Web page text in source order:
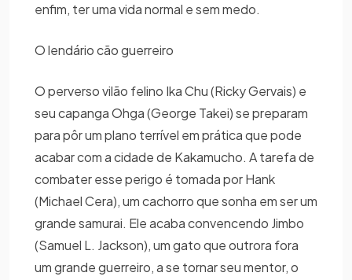
enfim, ter uma vida normal e sem medo.
O lendário cão guerreiro
O perverso vilão felino Ika Chu (Ricky Gervais) e
seu capanga Ohga (George Takei) se preparam
para pôr um plano terrível em prática que pode
acabar com a cidade de Kakamucho. A tarefa de
combater esse perigo é tomada por Hank
(Michael Cera), um cachorro que sonha em ser um
grande samurai. Ele acaba convencendo Jimbo
(Samuel L. Jackson), um gato que outrora fora
um grande guerreiro, a se tornar seu mentor, o